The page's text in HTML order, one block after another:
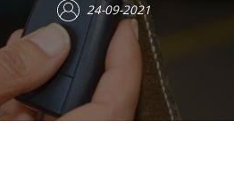
24-09-2021